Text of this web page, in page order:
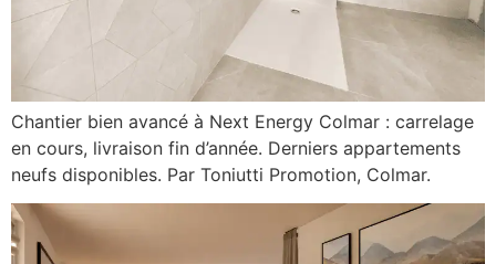
Chantier bien avancé à Next Energy Colmar : carrelage
en cours, livraison fin d’année. Derniers appartements
neufs disponibles. Par Toniutti Promotion, Colmar.